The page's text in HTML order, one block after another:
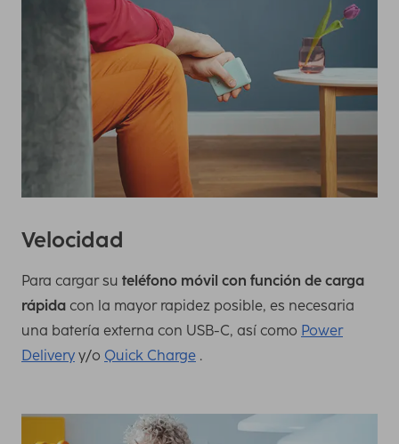
Velocidad
Para cargar su teléfono móvil con función de carga
rápida con la mayor rapidez posible, es necesaria
una batería externa con USB-C, así como Power
Delivery y/o Quick Charge .